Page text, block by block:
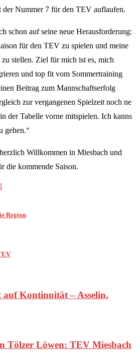
Nummer 7 für den TEV auflaufen.
schon auf seine neue Herausforderung:
für den TEV zu spielen und meine
stellen. Ziel für mich ist es, mich
und top fit vom Sommertraining
Beitrag zum Mannschaftserfolg
zur vergangenen Spielzeit noch ne
der Tabelle vorne mitspielen. Ich kanns
gehen.“
Willkommen in Miesbach und
die kommende Saison.
Region
auf Kontinuität – Asselin,
Tölzer Löwen: TEV Miesbach